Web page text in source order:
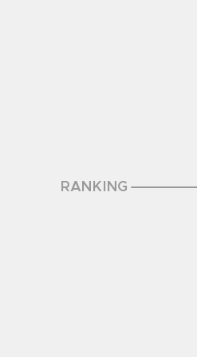
RANKING